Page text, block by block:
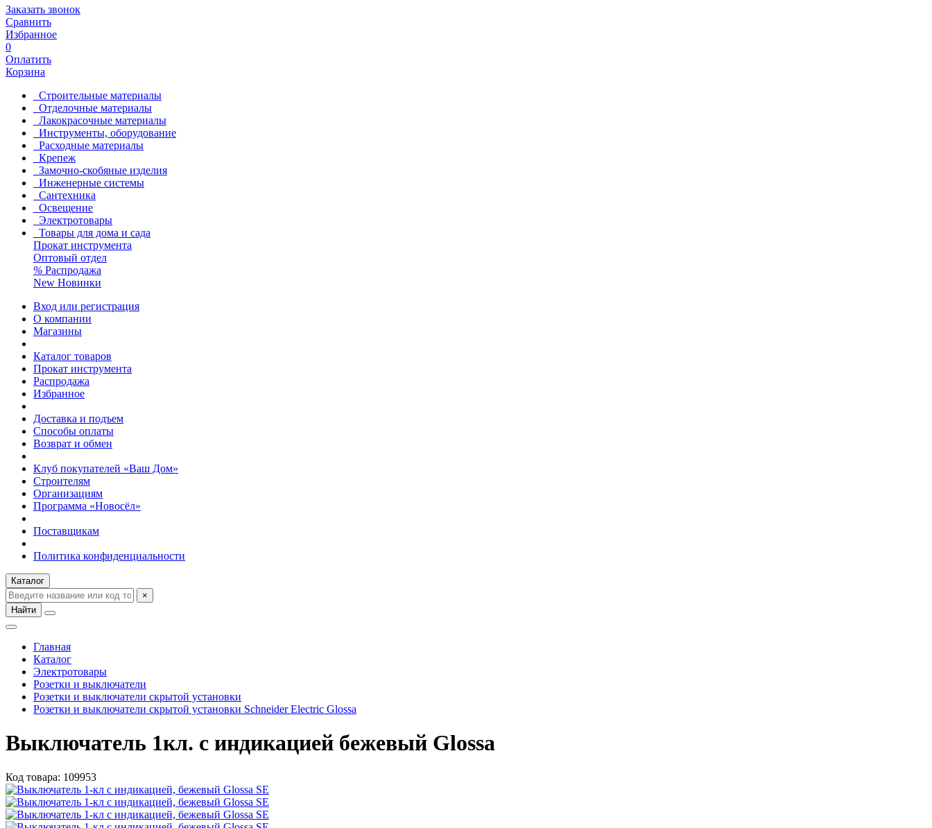
Заказать звонок
Сравнить
Избранное
0
Оплатить
Корзина
Строительные материалы
Отделочные материалы
Лакокрасочные материалы
Инструменты, оборудование
Расходные материалы
Крепеж
Замочно-скобяные изделия
Инженерные системы
Сантехника
Освещение
Электротовары
Товары для дома и сада
Прокат инструмента
Оптовый отдел
% Распродажа
New Новинки
Вход или регистрация
О компании
Магазины
Каталог товаров
Прокат инструмента
Распродажа
Избранное
Доставка и подъем
Способы оплаты
Возврат и обмен
Клуб покупателей «Ваш Дом»
Строителям
Организациям
Программа «Новосёл»
Поставщикам
Политика конфиденциальности
Каталог
×
Найти
Главная
Каталог
Электротовары
Розетки и выключатели
Розетки и выключатели скрытой установки
Розетки и выключатели скрытой установки Schneider Electric Glossa
Выключатель 1кл. с индикацией бежевый Glossa
Код товара: 109953